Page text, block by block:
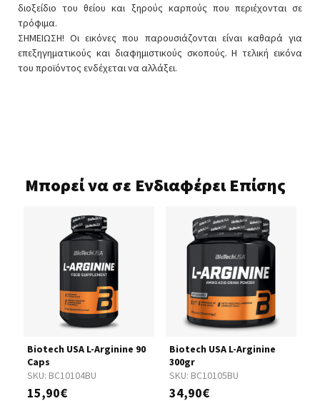
διοξείδιο του θείου και ξηρούς καρπούς που περιέχονται σε
τρόφιμα.
ΣΗΜΕΙΩΣΗ! Οι εικόνες που παρουσιάζονται είναι καθαρά για
επεξηγηματικούς και διαφημιστικούς σκοπούς. Η τελική εικόνα
του προϊόντος ενδέχεται να αλλάξει.
Μπορεί να σε Ενδιαφέρει Επίσης
SKU: BC10104BU
Biotech USA L-Arginine 90
Caps
15,90€
SKU: BC10105BU
Biotech USA L-Arginine
300gr
34,90€